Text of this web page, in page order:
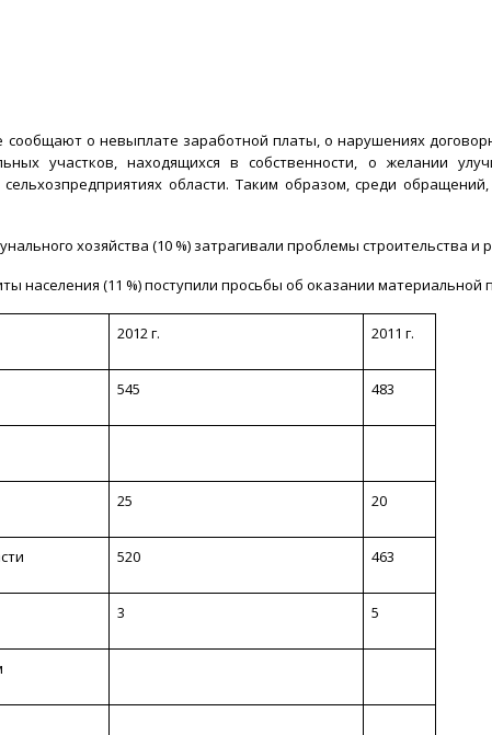
о невыплате заработной платы, о нарушениях
участков, находящихся в собственности, о желании
области. Таким образом, среди
хозяйства (10 %) затрагивали проблемы строительства и
населения (11 %) поступили просьбы об оказании
2012 г. 2011 г.
545 483
25 20
520 463
3 5